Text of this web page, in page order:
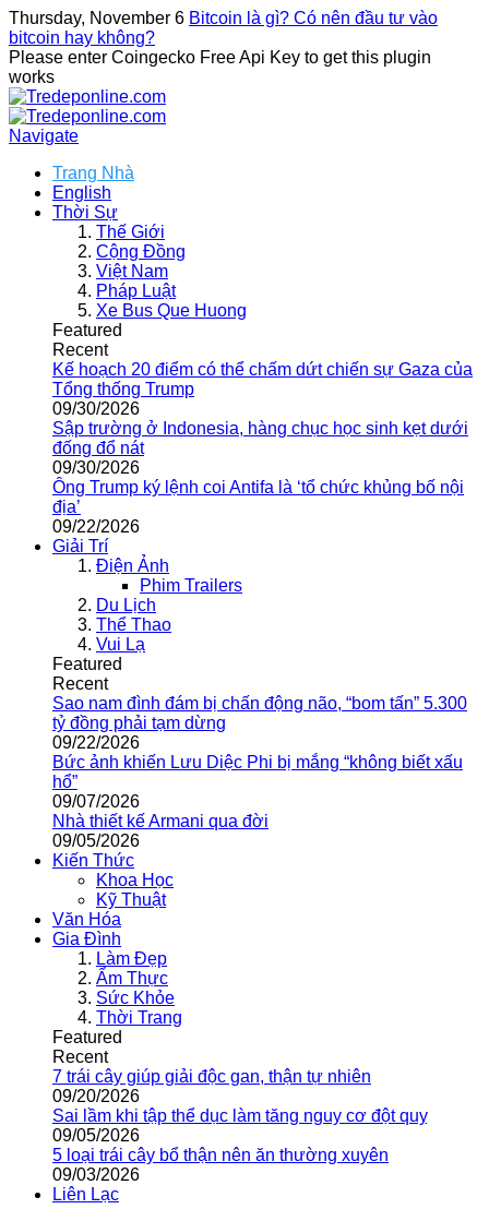
Thursday, November 6 Bitcoin là gì? Có nên đầu tư vào
bitcoin hay không?
Please enter Coingecko Free Api Key to get this plugin
works
Navigate
Trang Nhà
English
Thời Sự
Thế Giới
Cộng Đồng
Việt Nam
Pháp Luật
Xe Bus Que Huong
Featured
Recent
Kế hoạch 20 điểm có thể chấm dứt chiến sự Gaza của
Tổng thống Trump
09/30/2026
Sập trường ở Indonesia, hàng chục học sinh kẹt dưới
đống đổ nát
09/30/2026
Ông Trump ký lệnh coi Antifa là ‘tổ chức khủng bố nội
địa’
09/22/2026
Giải Trí
Điện Ảnh
Phim Trailers
Du Lịch
Thể Thao
Vui Lạ
Featured
Recent
Sao nam đình đám bị chấn động não, “bom tấn” 5.300
tỷ đồng phải tạm dừng
09/22/2026
Bức ảnh khiến Lưu Diệc Phi bị mắng “không biết xấu
hổ”
09/07/2026
Nhà thiết kế Armani qua đời
09/05/2026
Kiến Thức
Khoa Học
Kỹ Thuật
Văn Hóa
Gia Đình
Làm Đẹp
Ẩm Thực
Sức Khỏe
Thời Trang
Featured
Recent
7 trái cây giúp giải độc gan, thận tự nhiên
09/20/2026
Sai lầm khi tập thể dục làm tăng nguy cơ đột quỵ
09/05/2026
5 loại trái cây bổ thận nên ăn thường xuyên
09/03/2026
Liên Lạc